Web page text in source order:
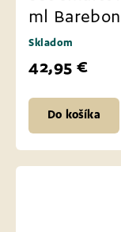
ml
Skladom
42,95 €
Do košíka